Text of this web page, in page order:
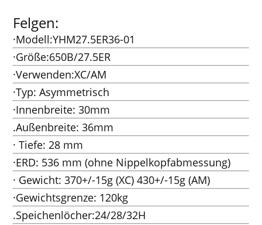
Felgen:
·Modell:YHM27.5ER36-01
·Größe:650B/27.5ER
·Verwenden:XC/AM
·Typ: Asymmetrisch
·Innenbreite: 30mm
.Außenbreite: 36mm
· Tiefe: 28 mm
·ERD: 536 mm (ohne Nippelkopfabmessung)
· Gewicht: 370+/-15g (XC) 430+/-15g (AM)
·Gewichtsgrenze: 120kg
.Speichenlöcher:24/28/32H